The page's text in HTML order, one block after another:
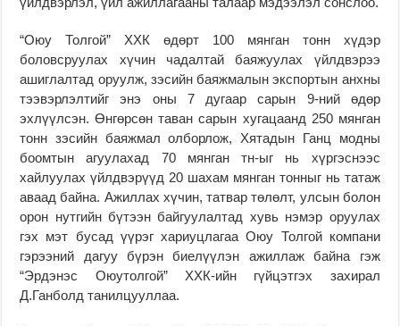
“Оюу Толгой” ХХК өдөрт 100 мянган тонн хүдэр
боловсруулах хүчин чадалтай баяжуулах үйлдвэрээ
ашиглалтад оруулж, зэсийн баяжмалын экспортын анхны
тээвэрлэлтийг энэ оны 7 дугаар сарын 9-ний өдөр
эхлүүлсэн. Өнгөрсөн таван сарын хугацаанд 250 мянган
тонн зэсийн баяжмал олборлож, Хятадын Ганц модны
боомтын агуулахад 70 мянган тн-ыг нь хүргэснээс
хайлуулах үйлдвэрүүд 20 шахам мянган тонныг нь татаж
аваад байна. Ажиллах хүчин, татвар төлөлт, улсын болон
орон нутгийн бүтээн байгуулалтад хувь нэмэр оруулах
гэх мэт бусад үүрэг хариуцлагаа Оюу Толгой компани
гэрээний дагуу бүрэн биелүүлэн ажиллаж байна гэж
“Эрдэнэс Оюутолгой” ХХК-ийн гүйцэтгэх захирал
Д.Ганболд танилцууллаа.